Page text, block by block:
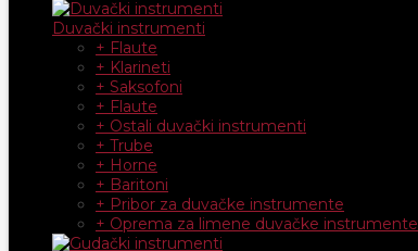
Duvački instrumenti
+ Flaute
+ Klarineti
+ Saksofoni
+ Flaute
+ Ostali duvački instrumenti
+ Trube
+ Horne
+ Baritoni
+ Pribor za duvačke instrumente
+ Oprema za limene duvačke instrumente